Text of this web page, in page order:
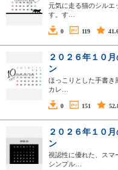
元気に走る猫のシルエ
す。す…
0 119
２０２６年１０
ン
ほっこりとした手書き
カレ…
0 151
２０２６年１０
ン
視認性に優れた、スマ
シンプル…